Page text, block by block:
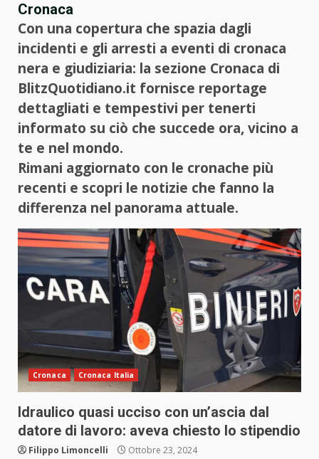
Cronaca
Con una copertura che spazia dagli
incidenti e gli arresti a eventi di cronaca
nera e giudiziaria: la sezione Cronaca di
BlitzQuotidiano.it fornisce reportage
dettagliati e tempestivi per tenerti
informato su ciò che succede ora, vicino a
te e nel mondo.
Rimani aggiornato con le cronache più
recenti e scopri le notizie che fanno la
differenza nel panorama attuale.
Cronaca Cronaca Italia
Idraulico quasi ucciso con un’ascia dal
datore di lavoro: aveva chiesto lo stipendio
Filippo Limoncelli Ottobre 23, 2024